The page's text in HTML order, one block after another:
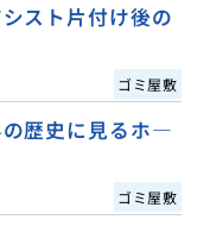
スト片付け後の
ゴミ屋敷
歴史に見るホ―
ゴミ屋敷